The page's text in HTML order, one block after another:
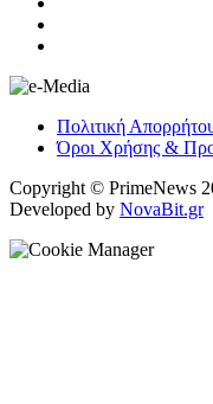
Πολιτική
Όροι Χρήσης &
Copyright © PrimeNews
Developed by NovaBit.gr